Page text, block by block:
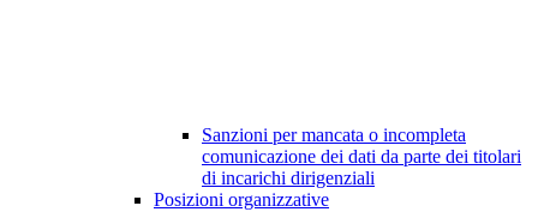
Sanzioni per mancata o incompleta
comunicazione dei dati da parte dei titolari
di incarichi dirigenziali
Posizioni organizzative